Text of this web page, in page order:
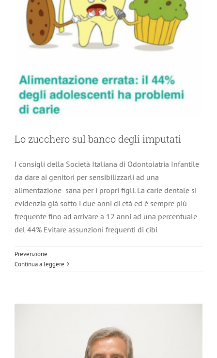
Lo zucchero sul banco degli imputati
I consigli della Società Italiana di Odontoiatria Infantile
da dare ai genitori per sensibilizzarli ad una
alimentazione sana per i propri figli. La carie dentale si
evidenzia già sotto i due anni di età ed è sempre più
frequente fino ad arrivare a 12 anni ad una percentuale
del 44% Evitare assunzioni frequenti di cibi
Prevenzione
Continua a leggere